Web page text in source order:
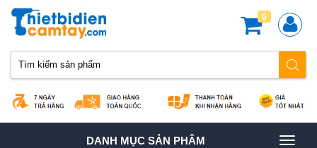
0
TOGGLE
DANH MỤC SẢN PHÂM